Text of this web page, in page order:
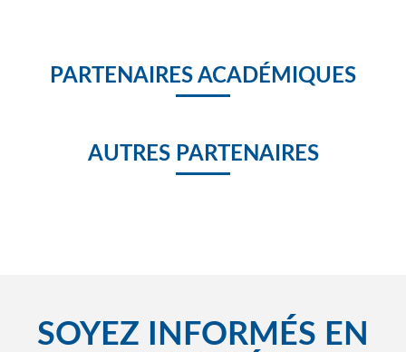
PARTENAIRES ACADÉMIQUES
AUTRES PARTENAIRES
SOYEZ INFORMÉS EN